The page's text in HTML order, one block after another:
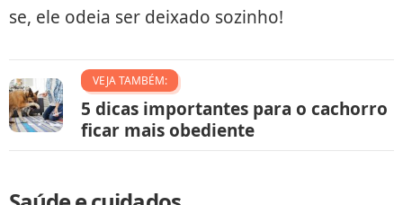
se, ele odeia ser deixado sozinho!
VEJA TAMBÉM:
5 dicas importantes para o cachorro
ficar mais obediente